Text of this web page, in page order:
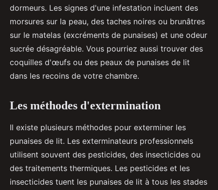
dormeurs. Les signes d'une infestation incluent des
morsures sur la peau, des taches noires ou brunâtres
sur le matelas (excréments de punaises) et une odeur
sucrée désagréable. Vous pourriez aussi trouver des
coquilles d'œufs ou des peaux de punaises de lit
dans les recoins de votre chambre.
Les méthodes d'extermination
Il existe plusieurs méthodes pour exterminer les
punaises de lit. Les exterminateurs professionnels
utilisent souvent des pesticides, des insecticides ou
des traitements thermiques. Les pesticides et les
insecticides tuent les punaises de lit à tous les stades